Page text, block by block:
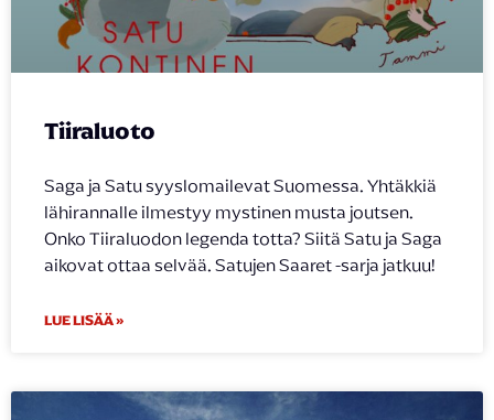
Tiiraluoto
Saga ja Satu syyslomailevat Suomessa. Yhtäkkiä
lähirannalle ilmestyy mystinen musta joutsen.
Onko Tiiraluodon legenda totta? Siitä Satu ja Saga
aikovat ottaa selvää. Satujen Saaret -sarja jatkuu!
LUE LISÄÄ »